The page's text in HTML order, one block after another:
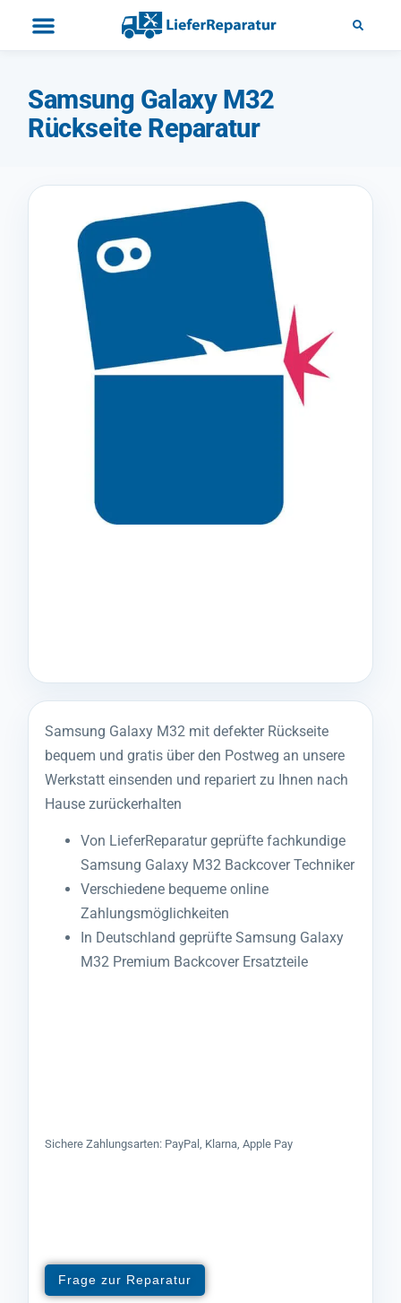
Samsung Galaxy M32
Rückseite Reparatur
Samsung Galaxy M32 mit defekter Rückseite
bequem und gratis über den Postweg an unsere
Werkstatt einsenden und repariert zu Ihnen nach
Hause zurückerhalten
Von LieferReparatur geprüfte fachkundige
Samsung Galaxy M32 Backcover Techniker
Verschiedene bequeme online
Zahlungsmöglichkeiten
In Deutschland geprüfte Samsung Galaxy
M32 Premium Backcover Ersatzteile
Sichere Zahlungsarten: PayPal, Klarna, Apple Pay
Frage zur Reparatur